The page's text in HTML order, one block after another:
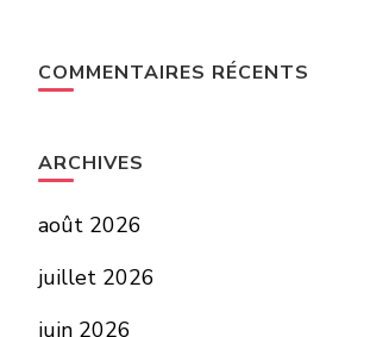
COMMENTAIRES RÉCENTS
ARCHIVES
août 2026
juillet 2026
juin 2026